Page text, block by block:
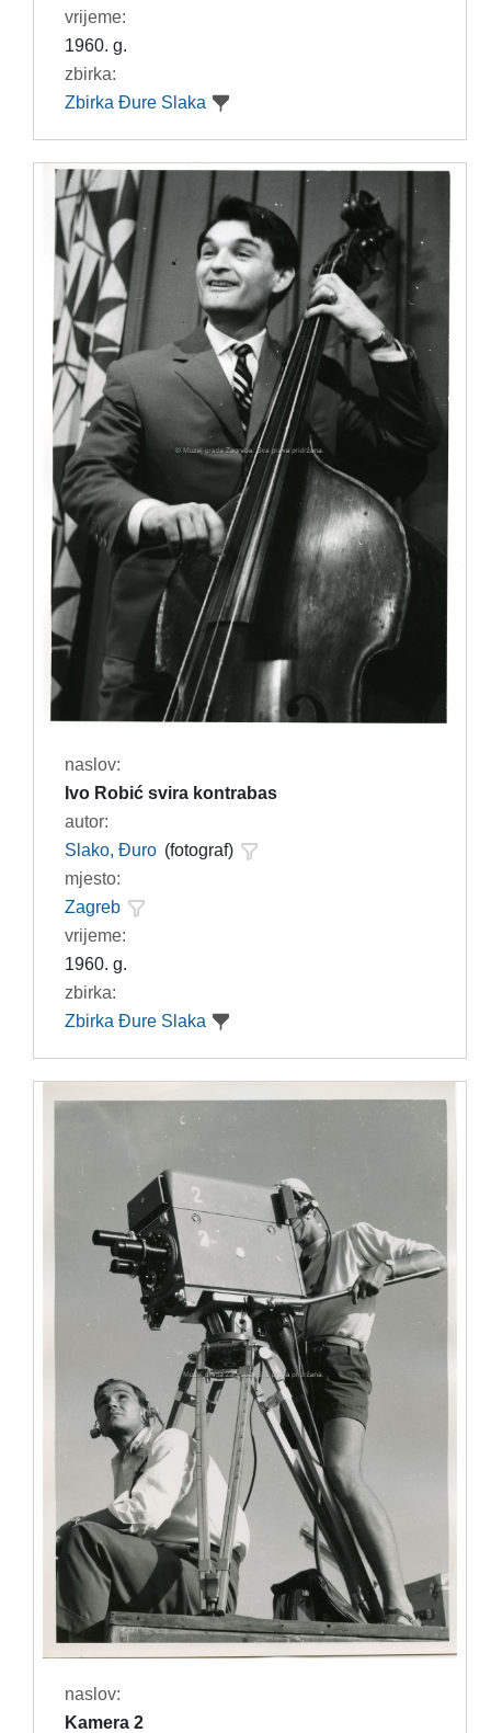
vrijeme:
1960. g.
zbirka:
Zbirka Đure Slaka
naslov:
Ivo Robić svira kontrabas
autor:
Slako, Đuro (fotograf)
mjesto:
Zagreb
vrijeme:
1960. g.
zbirka:
Zbirka Đure Slaka
naslov:
Kamera 2